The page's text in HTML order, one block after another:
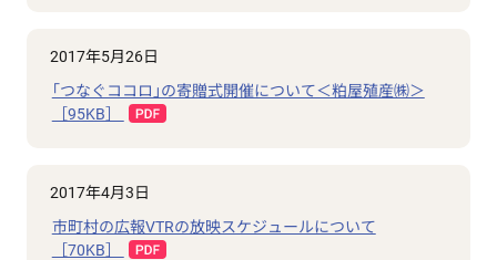
2017年5月26日
｢つなぐココロ｣の寄贈式開催について＜粕屋殖産㈱＞
［95KB］
2017年4月3日
市町村の広報VTRの放映スケジュールについて
［70KB］